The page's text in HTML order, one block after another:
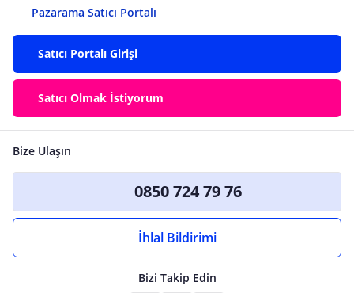
Pazarama Satıcı Portalı
Satıcı Portalı Girişi
Satıcı Olmak İstiyorum
Bize Ulaşın
0850 724 79 76
İhlal Bildirimi
Bizi Takip Edin